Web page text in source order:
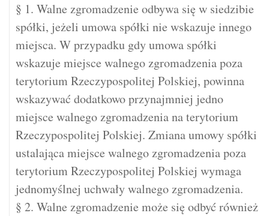
§ 1. Walne zgromadzenie odbywa się w siedzibie
spółki, jeżeli umowa spółki nie wskazuje innego
miejsca. W przypadku gdy umowa spółki
wskazuje miejsce walnego zgromadzenia poza
terytorium Rzeczypospolitej Polskiej, powinna
wskazywać dodatkowo przynajmniej jedno
miejsce walnego zgromadzenia na terytorium
Rzeczypospolitej Polskiej. Zmiana umowy spółki
ustalająca miejsce walnego zgromadzenia poza
terytorium Rzeczypospolitej Polskiej wymaga
jednomyślnej uchwały walnego zgromadzenia.
§ 2. Walne zgromadzenie może się odbyć również